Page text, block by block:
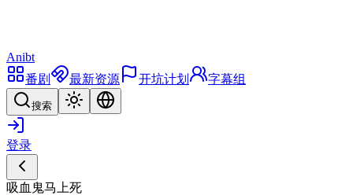
Anibt
番剧
最新资源 开坑计划 字幕组
搜索
登录
吸血鬼马上死